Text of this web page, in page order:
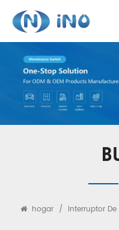
hogar / Interruptor